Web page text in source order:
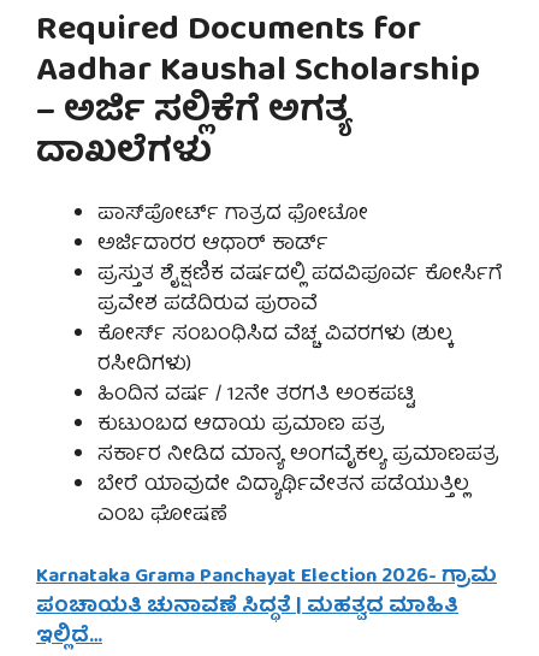
Required Documents for
Aadhar Kaushal Scholarship
– ಅರ್ಜಿ ಸಲ್ಲಿಕೆಗೆ ಅಗತ್ಯ
ದಾಖಲೆಗಳು
ಪಾಸ್‌ಪೋರ್ಟ್ ಗಾತ್ರದ ಫೋಟೋ
ಅರ್ಜಿದಾರರ ಆಧಾರ್ ಕಾರ್ಡ್
ಪ್ರಸ್ತುತ ಶೈಕ್ಷಣಿಕ ವರ್ಷದಲ್ಲಿ ಪದವಿಪೂರ್ವ ಕೋರ್ಸಿಗೆ
ಪ್ರವೇಶ ಪಡೆದಿರುವ ಪುರಾವೆ
ಕೋರ್ಸ್ ಸಂಬಂಧಿಸಿದ ವೆಚ್ಚ ವಿವರಗಳು (ಶುಲ್ಕ
ರಸೀದಿಗಳು)
ಹಿಂದಿನ ವರ್ಷ / 12ನೇ ತರಗತಿ ಅಂಕಪಟ್ಟಿ
ಕುಟುಂಬದ ಆದಾಯ ಪ್ರಮಾಣ ಪತ್ರ
ಸರ್ಕಾರ ನೀಡಿದ ಮಾನ್ಯ ಅಂಗವೈಕಲ್ಯ ಪ್ರಮಾಣಪತ್ರ
ಬೇರೆ ಯಾವುದೇ ವಿದ್ಯಾರ್ಥಿವೇತನ ಪಡೆಯುತ್ತಿಲ್ಲ
ಎಂಬ ಘೋಷಣೆ
Karnataka Grama Panchayat Election 2026- ಗ್ರಾಮ
ಪಂಚಾಯತಿ ಚುನಾವಣೆ ಸಿದ್ಧತೆ | ಮಹತ್ವದ ಮಾಹಿತಿ
ಇಲ್ಲಿದೆ…